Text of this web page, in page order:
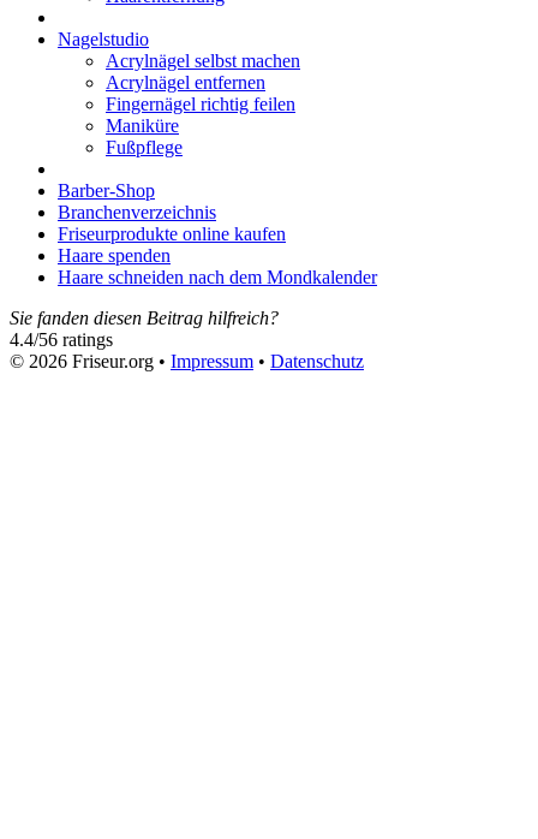
Nagelstudio
Acrylnägel selbst machen
Acrylnägel entfernen
Fingernägel richtig feilen
Maniküre
Fußpflege
Barber-Shop
Branchenverzeichnis
Friseurprodukte online kaufen
Haare spenden
Haare schneiden nach dem Mondkalender
Sie fanden diesen Beitrag hilfreich?
4.4/56 ratings
© 2026 Friseur.org • Impressum • Datenschutz